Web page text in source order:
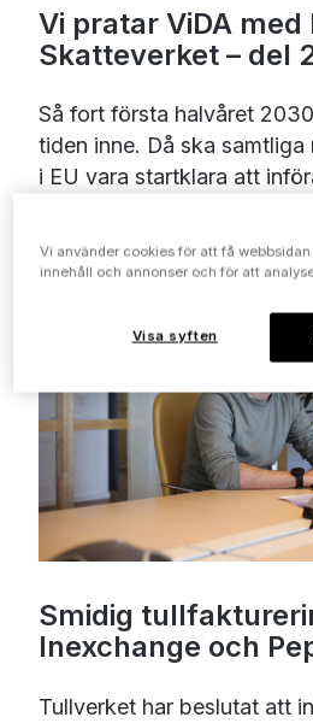
Vi pratar ViDA med
Skatteverket – del
Så fort första halvåret
tiden inne. Då ska samtliga
i EU vara startklara att
Smidig
Inexchange och
Tullverket har beslutat att
Vi använder cookies för att få
innehåll och annonser och för att
Visa syften